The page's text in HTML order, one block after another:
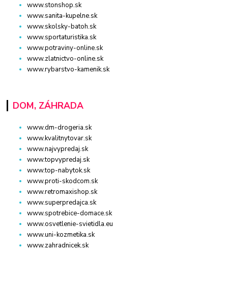
www.stonshop.sk
www.sanita-kupelne.sk
www.skolsky-batoh.sk
www.sportaturistika.sk
www.potraviny-online.sk
www.zlatnictvo-online.sk
www.rybarstvo-kamenik.sk
DOM, ZÁHRADA
www.dm-drogeria.sk
www.kvalitnytovar.sk
www.najvypredaj.sk
www.topvypredaj.sk
www.top-nabytok.sk
www.proti-skodcom.sk
www.retromaxishop.sk
www.superpredajca.sk
www.spotrebice-domace.sk
www.osvetlenie-svietidla.eu
www.uni-kozmetika.sk
www.zahradnicek.sk